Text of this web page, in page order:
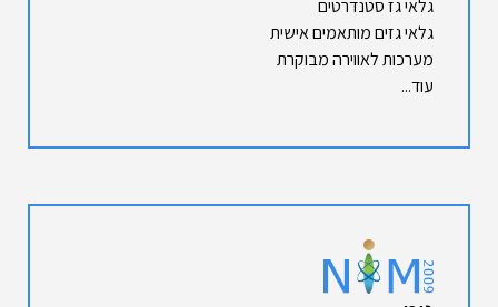
גלאי גז סטנדרטים
גלאי גזים מותאמים אישית
מערכות לאווירה מבוקרת
עוד...